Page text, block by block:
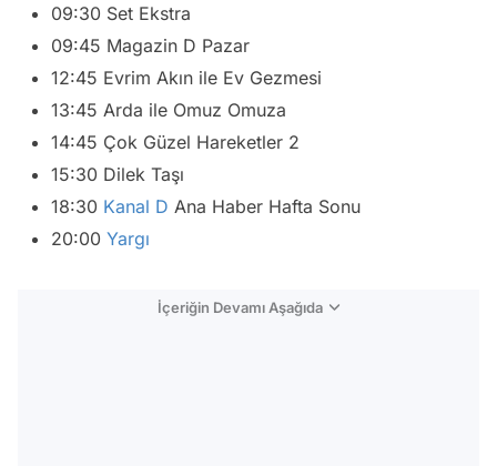
09:30 Set Ekstra
09:45 Magazin D Pazar
12:45 Evrim Akın ile Ev Gezmesi
13:45 Arda ile Omuz Omuza
14:45 Çok Güzel Hareketler 2
15:30 Dilek Taşı
18:30 Kanal D Ana Haber Hafta Sonu
20:00 Yargı
İçeriğin Devamı Aşağıda